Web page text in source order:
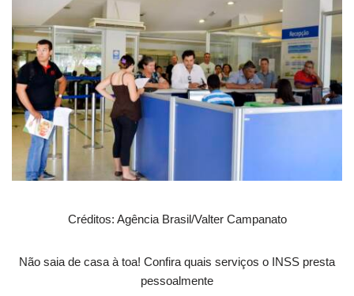
Créditos: Agência Brasil/Valter Campanato
Não saia de casa à toa! Confira quais serviços o INSS presta
pessoalmente